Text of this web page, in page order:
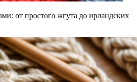
от простого жгута до ирландских